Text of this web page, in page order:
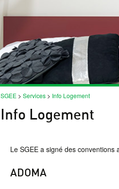
SGEE > Services > Info Logement
Info Logement
Le SGEE a signé des conventions
ADOMA